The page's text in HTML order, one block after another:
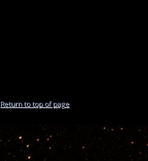
Return to top of page